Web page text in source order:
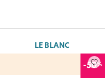
LE BLANC
-50%